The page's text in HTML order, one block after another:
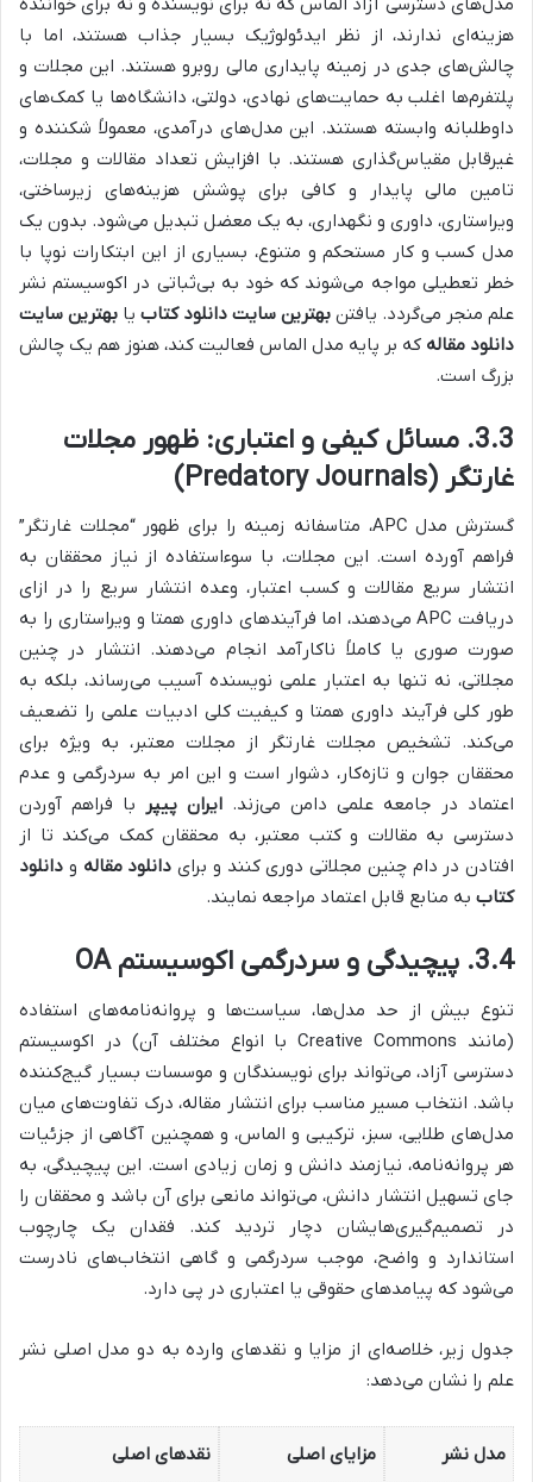
هزینه‌ای ندارند، از نظر ایدئولوژیک بسیار جذاب هستند، اما با
چالش‌های جدی در زمینه پایداری مالی روبرو هستند. این مجلات و
پلتفرم‌ها اغلب به حمایت‌های نهادی، دولتی، دانشگاه‌ها یا کمک‌های
داوطلبانه وابسته هستند. این مدل‌های درآمدی، معمولاً شکننده و
غیرقابل مقیاس‌گذاری هستند. با افزایش تعداد مقالات و مجلات،
تامین مالی پایدار و کافی برای پوشش هزینه‌های زیرساختی،
ویراستاری، داوری و نگهداری، به یک معضل تبدیل می‌شود. بدون یک
مدل کسب و کار مستحکم و متنوع، بسیاری از این ابتکارات نوپا با
خطر تعطیلی مواجه می‌شوند که خود به بی‌ثباتی در اکوسیستم نشر
علم منجر می‌گردد. یافتن بهترین سایت دانلود کتاب یا بهترین سایت
دانلود مقاله که بر پایه مدل الماس فعالیت کند، هنوز هم یک چالش
بزرگ است.
3.3. مسائل کیفی و اعتباری: ظهور مجلات
غارتگر (Predatory Journals)
گسترش مدل APC، متاسفانه زمینه را برای ظهور “مجلات غارتگر”
فراهم آورده است. این مجلات، با سوءاستفاده از نیاز محققان به
انتشار سریع مقالات و کسب اعتبار، وعده انتشار سریع را در ازای
دریافت APC می‌دهند، اما فرآیندهای داوری همتا و ویراستاری را به
صورت صوری یا کاملاً ناکارآمد انجام می‌دهند. انتشار در چنین
مجلاتی، نه تنها به اعتبار علمی نویسنده آسیب می‌رساند، بلکه به
طور کلی فرآیند داوری همتا و کیفیت کلی ادبیات علمی را تضعیف
می‌کند. تشخیص مجلات غارتگر از مجلات معتبر، به ویژه برای
محققان جوان و تازه‌کار، دشوار است و این امر به سردرگمی و عدم
اعتماد در جامعه علمی دامن می‌زند. ایران پیپر با فراهم آوردن
دسترسی به مقالات و کتب معتبر، به محققان کمک می‌کند تا از
افتادن در دام چنین مجلاتی دوری کنند و برای دانلود مقاله و دانلود
کتاب به منابع قابل اعتماد مراجعه نمایند.
3.4. پیچیدگی و سردرگمی اکوسیستم OA
تنوع بیش از حد مدل‌ها، سیاست‌ها و پروانه‌نامه‌های استفاده
(مانند Creative Commons با انواع مختلف آن) در اکوسیستم
دسترسی آزاد، می‌تواند برای نویسندگان و موسسات بسیار گیج‌کننده
باشد. انتخاب مسیر مناسب برای انتشار مقاله، درک تفاوت‌های میان
مدل‌های طلایی، سبز، ترکیبی و الماس، و همچنین آگاهی از جزئیات
هر پروانه‌نامه، نیازمند دانش و زمان زیادی است. این پیچیدگی، به
جای تسهیل انتشار دانش، می‌تواند مانعی برای آن باشد و محققان را
در تصمیم‌گیری‌هایشان دچار تردید کند. فقدان یک چارچوب
استاندارد و واضح، موجب سردرگمی و گاهی انتخاب‌های نادرست
می‌شود که پیامدهای حقوقی یا اعتباری در پی دارد.
جدول زیر، خلاصه‌ای از مزایا و نقدهای وارده به دو مدل اصلی نشر
علم را نشان می‌دهد:
مدل نشر مزایای اصلی نقدهای اصلی